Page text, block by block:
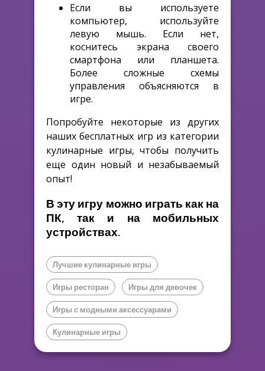
Если вы используете
компьютер, используйте
левую мышь. Если нет,
коснитесь экрана своего
смартфона или планшета.
Более сложные схемы
управления объясняются в
игре.
Попробуйте некоторые из других
наших бесплатных игр из категории
кулинарные игры, чтобы получить
еще один новый и незабываемый
опыт!
В эту игру можно играть как на
ПК, так и на мобильных
устройствах.
Лучшие кулинарные игры
Игры ресторан Игры для девочек
Игры с модными аксессуарами
Кулинарные игры